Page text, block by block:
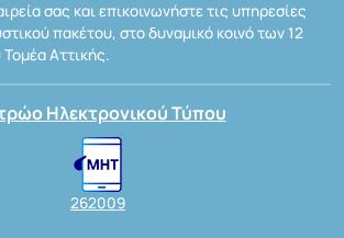
σας και επικοινωνήστε τις υπηρεσίες
πακέτου, στο δυναμικό κοινό των 12
Αττικής.
Ηλεκτρονικού Τύπου
262009